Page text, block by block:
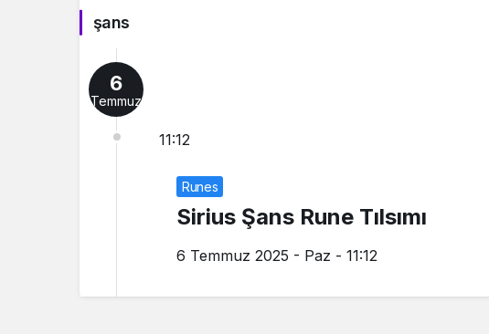
şans
6
Temmuz
11:12
Runes
Sirius Şans Rune Tılsımı
6 Temmuz 2025 - Paz - 11:12